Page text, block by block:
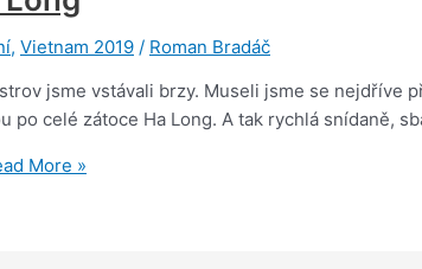
, Vietnam 2019 / Roman Bradáč
jsme vstávali brzy. Museli jsme se nejdříve
po celé zátoce Ha Long. A tak rychlá snídaně,
More »